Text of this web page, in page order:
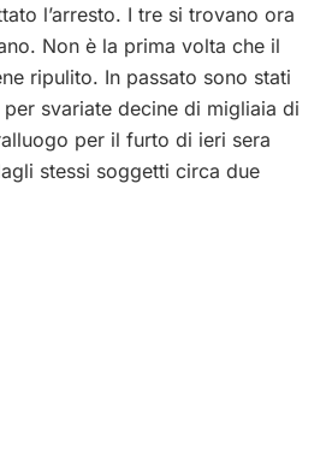
l’arresto. I tre si trovano ora
Non è la prima volta che il
ripulito. In passato sono stati
svariate decine di migliaia di
per il furto di ieri sera
stessi soggetti circa due